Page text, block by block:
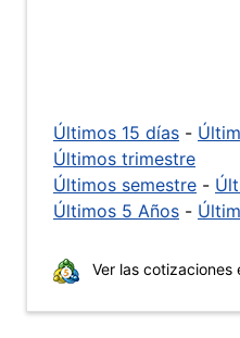
Últimos 15 días -
Últimos trimestre
Últimos semestre -
Últimos 5 Años -
Ver las cotizaciones